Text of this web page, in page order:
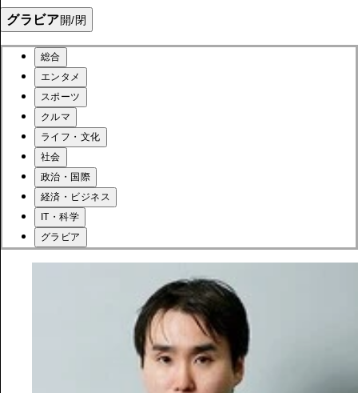
グラビア開/閉
総合
エンタメ
スポーツ
クルマ
ライフ・文化
社会
政治・国際
経済・ビジネス
IT・科学
グラビア